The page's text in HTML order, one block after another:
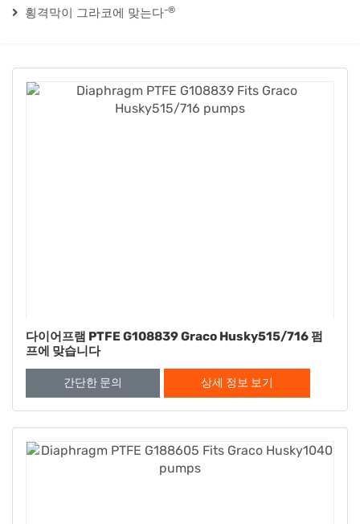
횡격막이 그라코에 맞는다-®
다이어프램 PTFE G108839 Graco Husky515/716 펌
프에 맞습니다
간단한 문의 상세 정보 보기